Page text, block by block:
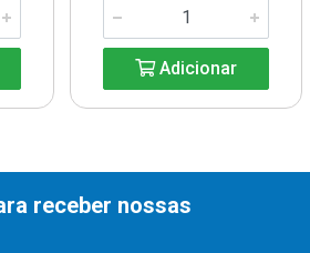
Adicionar
receber nossas